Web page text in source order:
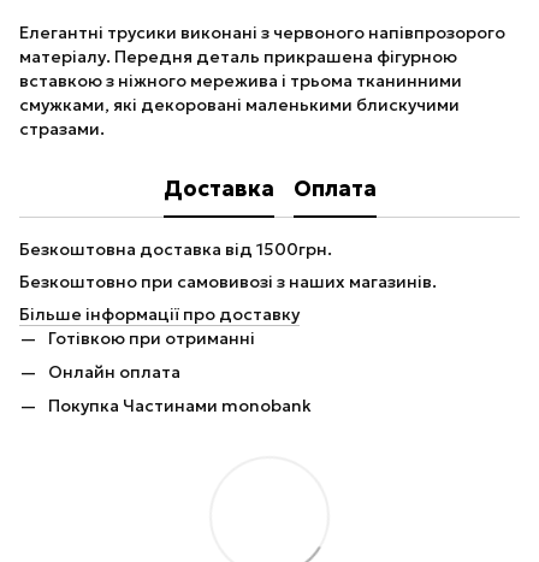
Елегантні трусики виконані з червоного напівпрозорого
матеріалу. Передня деталь прикрашена фігурною
вставкою з ніжного мережива і трьома тканинними
смужками, які декоровані маленькими блискучими
стразами.
Доставка Оплата
Безкоштовна доставка від 1500грн.
Безкоштовно при самовивозі з наших магазинів.
Більше інформації про доставку
Готівкою при отриманні
Онлайн оплата
Покупка Частинами monobank